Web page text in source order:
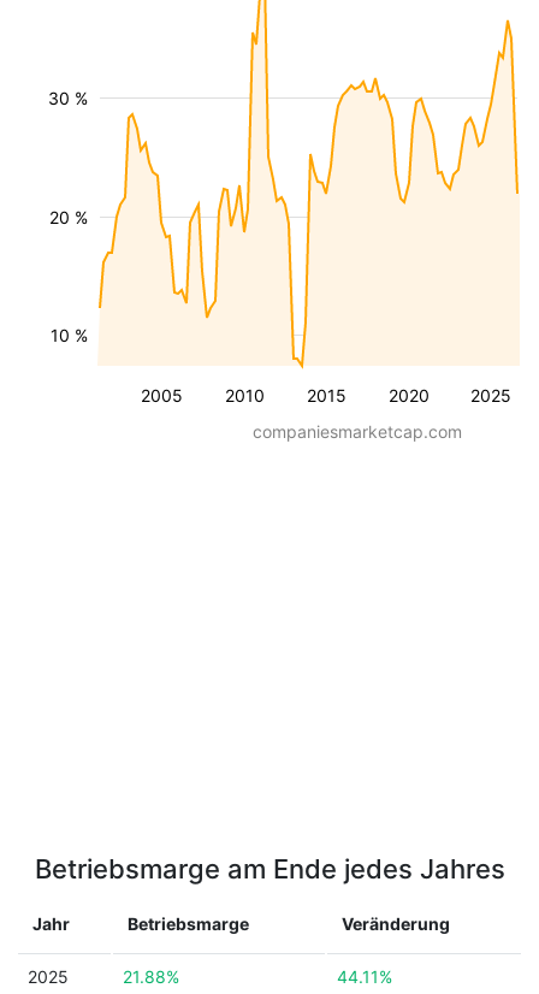
2005 2010 2015 2020 2025
10 %
20 %
30 %
companiesmarketcap.com
Betriebsmarge am Ende jedes Jahres
Jahr Betriebsmarge Veränderung
2025 21.88% 44.11%